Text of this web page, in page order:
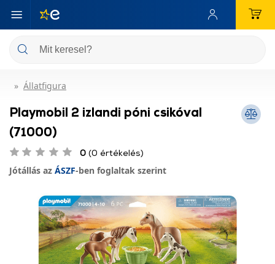
Állatfigura
Playmobil 2 izlandi póni csikóval
(71000)
0 (0 értékelés)
Jótállás az ÁSZF-ben foglaltak szerint